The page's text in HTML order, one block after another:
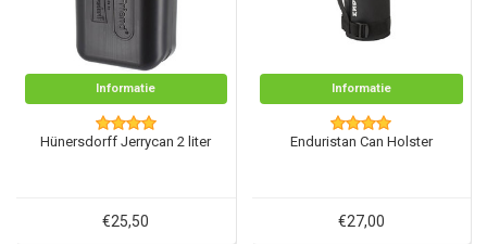
Informatie
Hünersdorff Jerrycan 2 liter
€25,50
Informatie
Enduristan Can Holster
€27,00